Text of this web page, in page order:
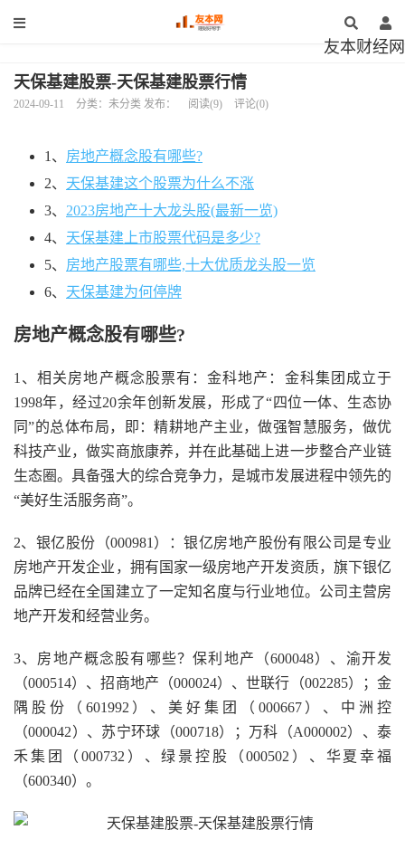
友本财经网
天保基建股票-天保基建股票行情
2024-09-11 分类：未分类 发布： 阅读(9) 评论(0)
1、 房地产概念股有哪些?
2、 天保基建这个股票为什么不涨
3、 2023房地产十大龙头股(最新一览)
4、 天保基建上市股票代码是多少?
5、 房地产股票有哪些,十大优质龙头股一览
6、 天保基建为何停牌
房地产概念股有哪些?
1、相关房地产概念股票有：金科地产：金科集团成立于
1998年，经过20余年创新发展，形成了“四位一体、生态协
同”的总体布局，即：精耕地产主业，做强智慧服务，做优
科技产业，做实商旅康养，并在此基础上进一步整合产业链
生态圈。具备强大的综合竞争力，是城市发展进程中领先的
“美好生活服务商”。
2、银亿股份（000981）：银亿房地产股份有限公司是专业
房地产开发企业，拥有国家一级房地产开发资质，旗下银亿
品牌已经在全国建立了一定知名度与行业地位。公司主营房
地产开发和经营业务。
3、房地产概念股有哪些？保利地产（600048）、渝开发
（000514）、招商地产（000024）、世联行（002285）；金
隅股份（601992）、美好集团（000667）、中洲控
（000042）、苏宁环球（000718）；万科（A000002）、泰
禾集团（000732）、绿景控股（000502）、华夏幸福
（600340）。